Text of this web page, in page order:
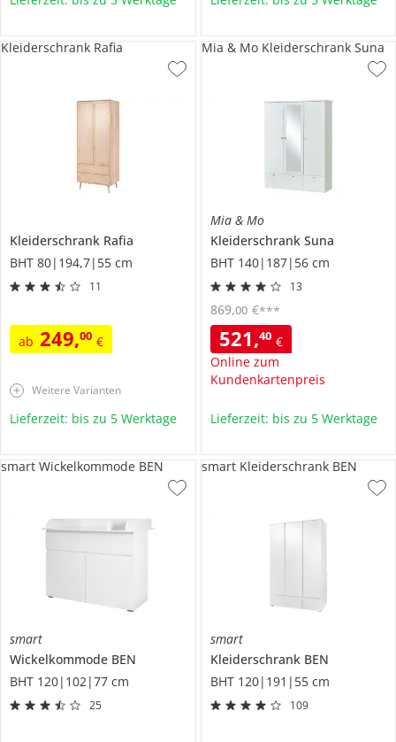
Kleiderschrank Rafia
BHT 80|194,7|55 cm
11
ab 249,00 €
Kleiderschrank Rafia
Weitere Varianten
Lieferzeit: bis zu 5 Werktage
Mia & Mo
Kleiderschrank Suna
BHT 140|187|56 cm
13
521,40 €
Online zum
Kundenkartenpreis
869,00 €***
Mia & Mo Kleiderschrank Suna
Lieferzeit: bis zu 5 Werktage
smart
Wickelkommode BEN
BHT 120|102|77 cm
25
smart Wickelkommode BEN
smart
Kleiderschrank BEN
BHT 120|191|55 cm
109
smart Kleiderschrank BEN